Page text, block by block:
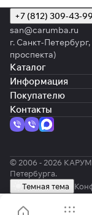
+7 (812) 309-43-99
san@carumba.ru
г. Санкт-
проспекта)
Каталог
Информация
Покупателю
Контакты
© 2006 - 2026
Петербурга.
Темная тема